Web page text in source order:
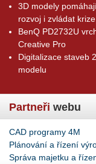
3D modely
rozvoj i zvládat krize
BenQ PD2732U
Creative Pro
Digitalizace staveb
modelu
Partneři webu
CAD programy 4M
Plánování a řízení
Správa majetku a